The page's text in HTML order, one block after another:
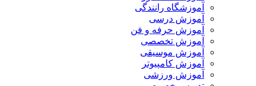
آموزشگاه رانندگی
آموزش درسی
آموزش حرفه و فن
آموزش تخصصی
آموزش موسیقی
آموزش کامپیوتر
آموزش ورزشی